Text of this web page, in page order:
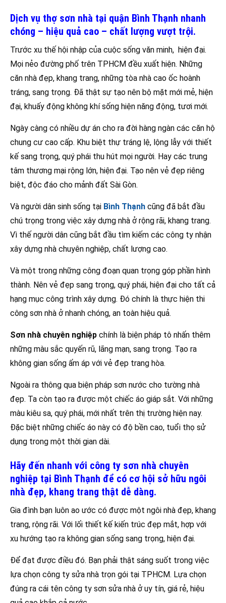
Dịch vụ thợ sơn nhà tại quận Bình Thạnh nhanh
chóng – hiệu quả cao – chất lượng vượt trội.
Trước xu thế hội nhập của cuộc sống văn minh, hiện đại.
Mọi nẻo đường phố trên TPHCM đều xuất hiện. Những
căn nhà đẹp, khang trang, những tòa nhà cao ốc hoành
tráng, sang trọng. Đã thật sự tạo nên bộ mặt mới mẻ, hiện
đại, khuấy động không khí sống hiện năng động, tươi mới.
Ngày càng có nhiều dự án cho ra đời hàng ngàn các căn hộ
chung cư cao cấp. Khu biệt thự tráng lệ, lộng lẫy với thiết
kế sang trọng, quý phái thu hút mọi người. Hay các trung
tâm thương mại rộng lớn, hiện đại. Tạo nên vẻ đẹp riêng
biệt, độc đáo cho mảnh đất Sài Gòn.
Và người dân sinh sống tại Bình Thạnh cũng đã bắt đầu
chú trọng trong việc xây dựng nhà ở rộng rãi, khang trang.
Vì thế người dân cũng bắt đầu tìm kiếm các công ty nhận
xây dựng nhà chuyên nghiệp, chất lượng cao.
Và một trong những công đoạn quan trọng góp phần hình
thành. Nên vẻ đẹp sang trọng, quý phái, hiện đại cho tất cả
hạng mục công trình xây dựng. Đó chính là thực hiện thi
công sơn nhà ở nhanh chóng, an toàn hiệu quả.
Sơn nhà chuyên nghiệp chính là biện pháp tô nhấn thêm
những màu sắc quyến rũ, lãng mạn, sang trọng. Tạo ra
không gian sống ấm áp với vẻ đẹp trang hòa.
Ngoài ra thông qua biện pháp sơn nước cho tường nhà
đẹp. Ta còn tạo ra được một chiếc áo giáp sắt. Với những
màu kiêu sa, quý phái, mới nhất trên thị trường hiện nay.
Đặc biệt những chiếc áo này có độ bền cao, tuổi thọ sử
dụng trong một thời gian dài.
Hãy đến nhanh với công ty sơn nhà chuyên
nghiệp tại Bình Thạnh để có cơ hội sở hữu ngôi
nhà đẹp, khang trang thật dễ dàng.
Gia đình bạn luôn ao ước có được một ngôi nhà đẹp, khang
trang, rộng rãi. Với lối thiết kế kiến trúc đẹp mắt, hợp với
xu hướng tạo ra không gian sống sang trọng, hiện đại.
Để đạt được điều đó. Bạn phải thật sáng suốt trong việc
lựa chọn công ty sửa nhà trọn gói tại TPHCM. Lựa chọn
đúng ra cái tên công ty sơn sửa nhà ở uy tín, giá rẻ, hiệu